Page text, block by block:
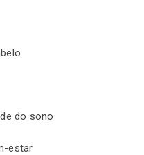
do sono
estar